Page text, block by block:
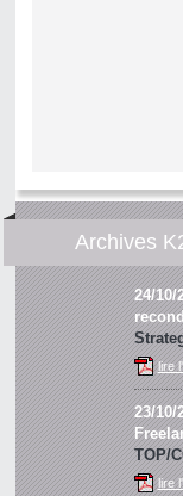
Archives
24/10/
lire
23/10/
TOP/
lire